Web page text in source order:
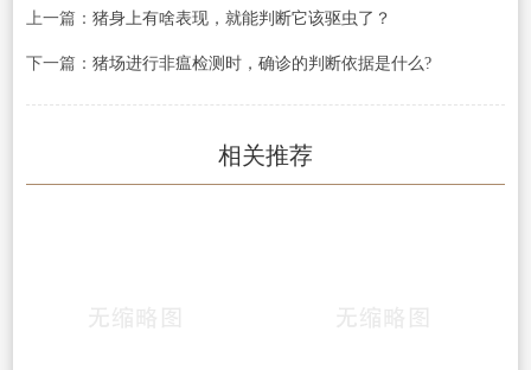
上一篇： 猪身上有啥表现，就能判断它该驱虫了？
下一篇： 猪场进行非瘟检测时，确诊的判断依据是什么?
相关推荐